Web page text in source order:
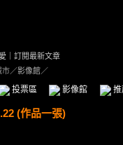
訂閱最新文章
市／影像館／
投票區 影像館
(作品一張)